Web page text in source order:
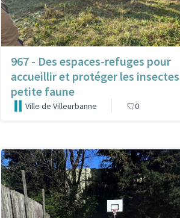
967 - Des espaces-refuges pour
accueillir et protéger les
petite faune
Ville de Villeurbanne 0